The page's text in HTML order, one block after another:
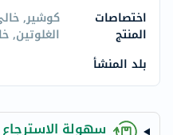
اختصاصات
المنتج
كوشير,
الغلوتين,
بلد المنشأ
سهولة الاسترجاع